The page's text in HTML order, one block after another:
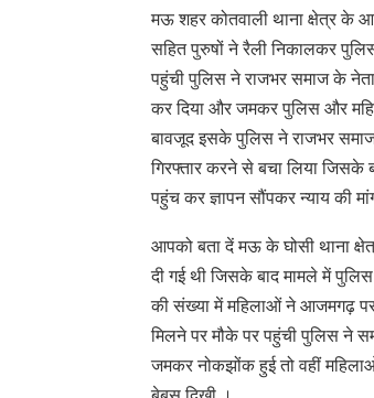
मऊ शहर कोतवाली थाना क्षेत्र
सहित पुरुषों ने रैली निकालकर
पहुंची पुलिस ने राजभर समाज के नेता
कर दिया और जमकर पुलिस और
बावजूद इसके पुलिस ने राजभर समाज
गिरफ्तार करने से बचा लिया
पहुंच कर ज्ञापन सौंपकर न्याय की
आपको बता दें मऊ के घोसी थाना
दी गई थी जिसके बाद मामले में
की संख्या में महिलाओं ने आजमगढ़
मिलने पर मौके पर पहुंची पुलिस ने
जमकर नोकझोंक हुई तो वहीं